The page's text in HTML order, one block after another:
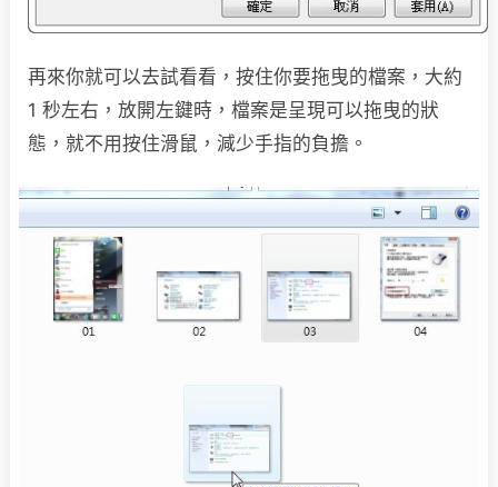
再來你就可以去試看看，按住你要拖曳的檔案，大約
1 秒左右，放開左鍵時，檔案是呈現可以拖曳的狀
態，就不用按住滑鼠，減少手指的負擔。